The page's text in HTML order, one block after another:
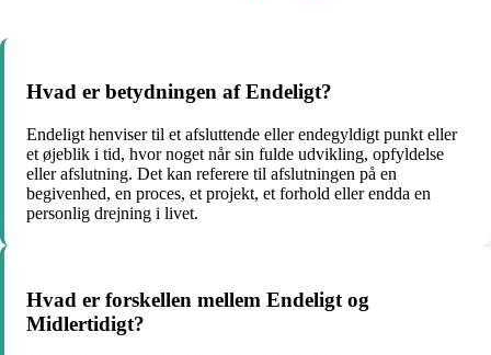
Hvad er betydningen af ​​Endeligt?
Endeligt henviser til et afsluttende eller endegyldigt punkt eller
et øjeblik i tid, hvor noget når sin fulde udvikling, opfyldelse
eller afslutning. Det kan referere til afslutningen på en
begivenhed, en proces, et projekt, et forhold eller endda en
personlig drejning i livet.
Hvad er forskellen mellem Endeligt og
Midlertidigt?